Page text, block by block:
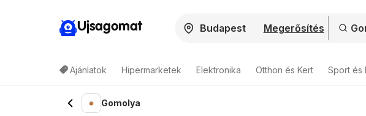
Ujsagomat Megerősítés
Ajánlatok Hipermarketek Elektronika Otthon és Kert Sport és
Gomolya